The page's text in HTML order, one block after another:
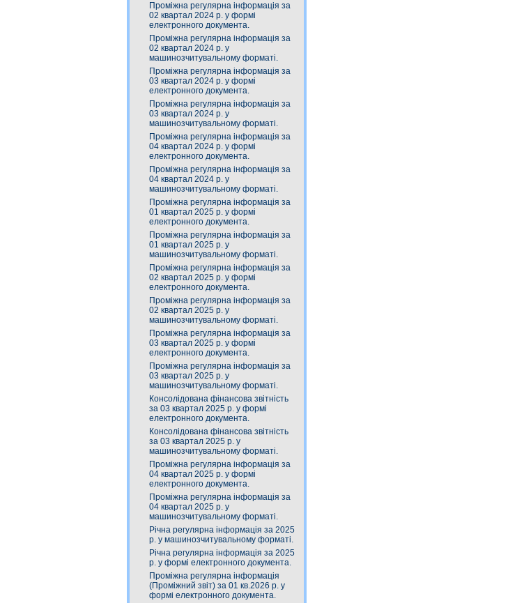
Проміжна регулярна інформація за
02 квартал 2024 р. у формі
електронного документа.
Проміжна регулярна інформація за
02 квартал 2024 р. у
машинозчитувальному форматі.
Проміжна регулярна інформація за
03 квартал 2024 р. у формі
електронного документа.
Проміжна регулярна інформація за
03 квартал 2024 р. у
машинозчитувальному форматі.
Проміжна регулярна інформація за
04 квартал 2024 р. у формі
електронного документа.
Проміжна регулярна інформація за
04 квартал 2024 р. у
машинозчитувальному форматі.
Проміжна регулярна інформація за
01 квартал 2025 р. у формі
електронного документа.
Проміжна регулярна інформація за
01 квартал 2025 р. у
машинозчитувальному форматі.
Проміжна регулярна інформація за
02 квартал 2025 р. у формі
електронного документа.
Проміжна регулярна інформація за
02 квартал 2025 р. у
машинозчитувальному форматі.
Проміжна регулярна інформація за
03 квартал 2025 р. у формі
електронного документа.
Проміжна регулярна інформація за
03 квартал 2025 р. у
машинозчитувальному форматі.
Консолідована фінансова звітність
за 03 квартал 2025 р. у формі
електронного документа.
Консолідована фінансова звітність
за 03 квартал 2025 р. у
машинозчитувальному форматі.
Проміжна регулярна інформація за
04 квартал 2025 р. у формі
електронного документа.
Проміжна регулярна інформація за
04 квартал 2025 р. у
машинозчитувальному форматі.
Річна регулярна інформація за 2025
р. у машинозчитувальному форматі.
Річна регулярна інформація за 2025
р. у формі електронного документа.
Проміжна регулярна інформація
(Проміжний звіт) за 01 кв.2026 р. у
формі електронного документа.